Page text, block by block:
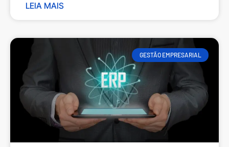
LEIA MAIS
GESTÃO EMPRESARIAL